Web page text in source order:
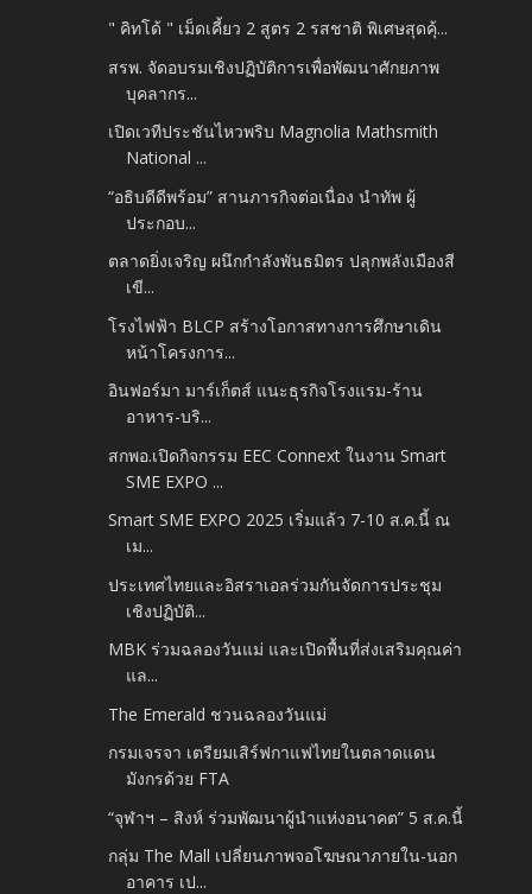
" คิทโด้ " เม็ดเคี้ยว 2 สูตร 2 รสชาติ พิเศษสุดคุ้...
สรพ. จัดอบรมเชิงปฏิบัติการเพื่อพัฒนาศักยภาพ
บุคลากร...
เปิดเวทีประชันไหวพริบ Magnolia Mathsmith
National ...
“อธิบดีดีพร้อม” สานภารกิจต่อเนื่อง นำทัพ ผู้
ประกอบ...
ตลาดยิ่งเจริญ ผนึกกำลังพันธมิตร ปลุกพลังเมืองสี
เขี...
โรงไฟฟ้า BLCP สร้างโอกาสทางการศึกษาเดิน
หน้าโครงการ...
อินฟอร์มา มาร์เก็ตส์ แนะธุรกิจโรงแรม-ร้าน
อาหาร-บริ...
สกพอ.เปิดกิจกรรม EEC Connext ในงาน Smart
SME EXPO ...
Smart SME EXPO 2025 เริ่มแล้ว 7-10 ส.ค.นี้ ณ
เม...
ประเทศไทยและอิสราเอลร่วมกันจัดการประชุม
เชิงปฏิบัติ...
MBK ร่วมฉลองวันแม่ และเปิดพื้นที่ส่งเสริมคุณค่า
แล...
The Emerald ชวนฉลองวันแม่
กรมเจรจา เตรียมเสิร์ฟกาแฟไทยในตลาดแดน
มังกรด้วย FTA
“จุฬาฯ – สิงห์ ร่วมพัฒนาผู้นำแห่งอนาคต” 5 ส.ค.นี้
กลุ่ม The Mall เปลี่ยนภาพจอโฆษณาภายใน-นอก
อาคาร เป...